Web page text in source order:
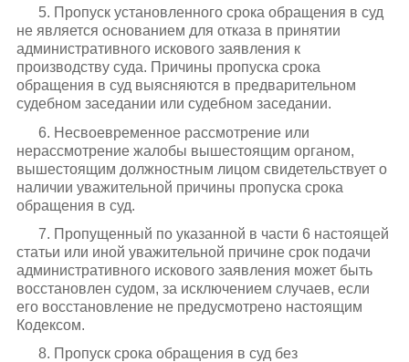
5. Пропуск установленного срока обращения в суд
не является основанием для отказа в принятии
административного искового заявления к
производству суда. Причины пропуска срока
обращения в суд выясняются в предварительном
судебном заседании или судебном заседании.
6. Несвоевременное рассмотрение или
нерассмотрение жалобы вышестоящим органом,
вышестоящим должностным лицом свидетельствует о
наличии уважительной причины пропуска срока
обращения в суд.
7. Пропущенный по указанной в части 6 настоящей
статьи или иной уважительной причине срок подачи
административного искового заявления может быть
восстановлен судом, за исключением случаев, если
его восстановление не предусмотрено настоящим
Кодексом.
8. Пропуск срока обращения в суд без